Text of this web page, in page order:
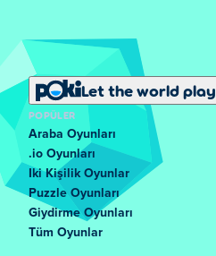
Let the world play
POPÜLER
Araba Oyunları
.io Oyunları
Iki Kişilik Oyunlar
Puzzle Oyunları
Giydirme Oyunları
Tüm Oyunlar